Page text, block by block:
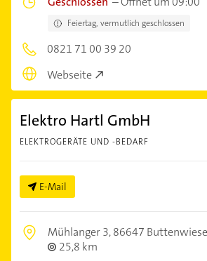
Feiertag, vermutlich geschlossen
0821 71 00 39 20
Webseite
Elektro Hartl GmbH
ELEKTROGERÄTE UND -BEDARF
E-Mail
Mühlanger 3,86647
25,8 km